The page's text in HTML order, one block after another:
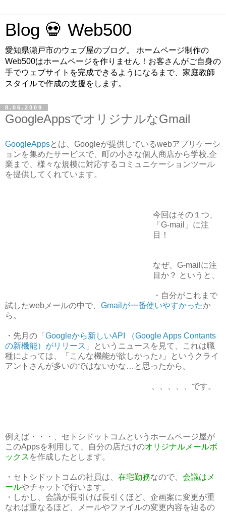
Blog 💀 Web500
愛知県瀬戸市のウェブ屋のブログ。 ホームページ制作の
Web500はホームページを作りません！お客さんがご自身の
手でウェブサイトを完成できるようになるまで、家庭教師
スタイルで作成の支援をします。
8.06.2009
GoogleAppsでオリジナルなGmail
GoogleAppsとは、Googleが提供しているwebアプリケーシ
ョンを集めたサービスで、町の小さな個人商店から学校,企
業まで、様々な規模に対応するコミュニケーションツール
を提供してくれています。
今回はその１つ、
「G-mail」に注
目！
なぜ、G-mailに注
目か？ というと、
・自分がこれまで
試したwebメールの中で、 Gmailが一番使いやすかったか
ら。
・先月の「 Googleから新しいAPI （Google Apps Contants
の新機能）がリリース 」というニュースを見て、これは職
種によっては、「こんな機能が欲しかった♪」というクライ
アントさんが多いのではないかな…と思ったから。
、、、、、です。
例えば・・・、セトシドットコムというホームページ屋が
このAppsを利用して、自分の店だけのオリジナルメールボ
ックス を作成したとします。
・セトシドットコムの社員は、 在宅勤務なので、 会議はメ
ールやチャットで行います。
・しかし、会議が長引けば長引くほど、企画案に変更が重
なれば重なるほど、メールやファイルの変更内容を辿るの